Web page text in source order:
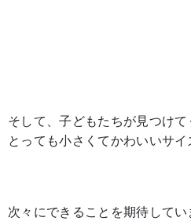
そして、子どもたちが見つけて
とっても小さくてかわいいサイ
次々にできることを期待して